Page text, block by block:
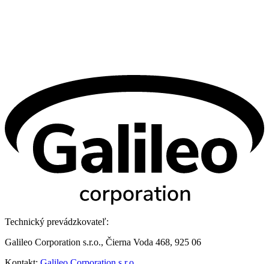
Technický prevádzkovateľ:
Galileo Corporation s.r.o., Čierna Voda 468, 925 06